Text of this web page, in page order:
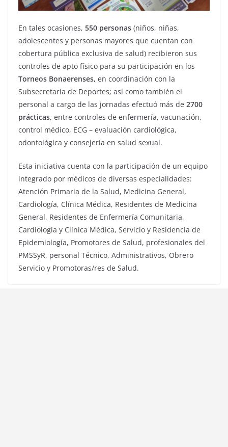
En tales ocasiones, 550 personas (niños, niñas,
adolescentes y personas mayores que cuentan con
cobertura pública exclusiva de salud) recibieron sus
controles de apto físico para su participación en los
Torneos Bonaerenses, en coordinación con la
Subsecretaría de Deportes; así como también el
personal a cargo de las jornadas efectuó más de 2700
prácticas, entre controles de enfermería, vacunación,
control médico, ECG – evaluación cardiológica,
odontológica y consejería en salud sexual.
Esta iniciativa cuenta con la participación de un equipo
integrado por médicos de diversas especialidades:
Atención Primaria de la Salud, Medicina General,
Cardiología, Clínica Médica, Residentes de Medicina
General, Residentes de Enfermería Comunitaria,
Cardiología y Clínica Médica, Servicio y Residencia de
Epidemiología, Promotores de Salud, profesionales del
PMSSyR, personal Técnico, Administrativos, Obrero
Servicio y Promotoras/res de Salud.